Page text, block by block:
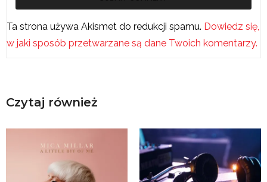
Ta strona używa Akismet do redukcji spamu. Dowiedz się,
w jaki sposób przetwarzane są dane Twoich komentarzy.
Czytaj również